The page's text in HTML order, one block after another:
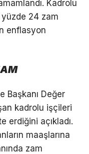
Kadrolu
24 zam
enflasyon
Başkanı Değer
kadrolu işçileri
erdiğini açıkladı.
maaşlarına
zam